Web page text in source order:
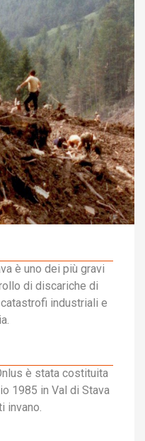
è uno dei più gravi
di discariche di
industriali e
è stata costituita
1985 in Val di Stava
invano.